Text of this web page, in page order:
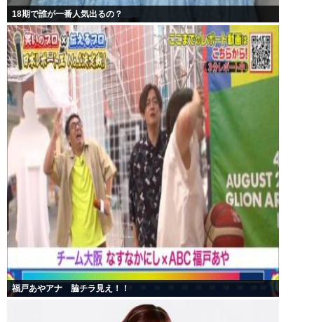
18期で誰が一番人気出るの？
福戸あやアナ 脇チラ見え！！